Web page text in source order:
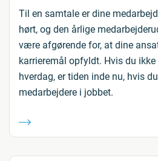
Til en samtale er dine
hørt, og den årlige
være afgørende for, at dine
karrieremål opfyldt. Hvis du
hverdag, er tiden inde nu, hvis
medarbejdere i jobbet.